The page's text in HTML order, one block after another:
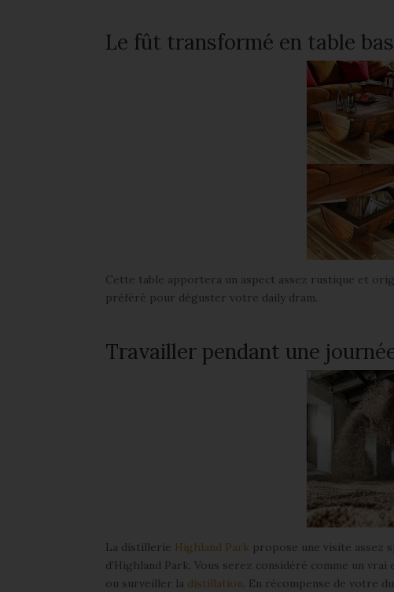
Le fût transformé en table
Cette table apportera un aspect assez rustique et
préféré pour déguster votre daily dram.
Travailler pendant une
La distillerie Highland Park propose une visite assez
d’Highland Park. Vous serez considéré comme un
ou surveiller la distillation. En récompense de votre